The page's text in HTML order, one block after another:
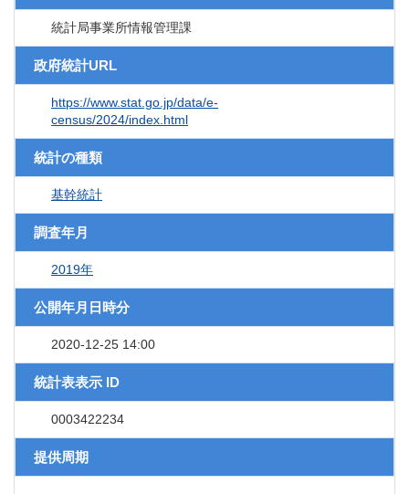
統計局事業所情報管理課
政府統計URL
https://www.stat.go.jp/data/e-
census/2024/index.html
統計の種類
基幹統計
調査年月
2019年
公開年月日時分
2020-12-25 14:00
統計表表示 ID
0003422234
提供周期